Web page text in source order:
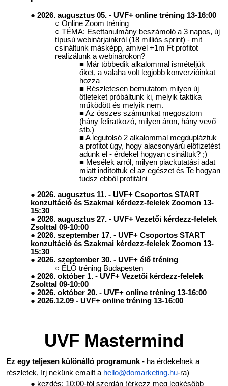
2026. augusztus 05. - UVF+ online tréning 13-16:00
Online Zoom tréning
TÉMA: Esettanulmány beszámoló a 3 napos, új
típusú webinárjainkról (18 milliós sprint) - mit
csináltunk másképp, amivel +1m Ft profitot
realizálunk a webinárokon?
Már többedik alkalommal ismételjük
őket, a valaha volt legjobb konverzióinkat
hozza
Részletesen bemutatom milyen új
ötleteket próbáltunk ki, melyik taktika
működött és melyik nem.
Az összes számunkat megosztom
(hány feliratkozó, milyen áron, hány vevő
stb.)
A legutolsó 2 alkalommal megdupláztuk
a profitot úgy, hogy alacsonyárú előfizetést
adunk el - érdekel hogyan csináltuk? ;)
Mesélek arról, milyen piackutatási adat
miatt indítottuk el az egészet és Te hogyan
tudsz ebből profitálni
2026. augusztus 11. - UVF+ Csoportos START
konzultáció és Szakmai kérdezz-felelek Zoomon 13-
15:30
2026. augusztus 27. - UVF+ Vezetői kérdezz-felelek
Zsolttal 09-10:00
2026. szeptember 17. - UVF+ Csoportos START
konzultáció és Szakmai kérdezz-felelek Zoomon 13-
15:30
2026. szeptember 30. - UVF+ élő tréning
ÉLŐ tréning Budapesten
2026. október 1. - UVF+ Vezetői kérdezz-felelek
Zsolttal 09-10:00
2026. október 20. - UVF+ online tréning 13-16:00
2026.12.09 - UVF+ online tréning 13-16:00
UVF Mastermind
Ez egy teljesen különálló programunk - ha érdekelnek a
részletek, írj nekünk emailt a hello@domarketing.hu-ra)
kezdés: 10:00-tól szerdán (érkezz meg legkésőbb